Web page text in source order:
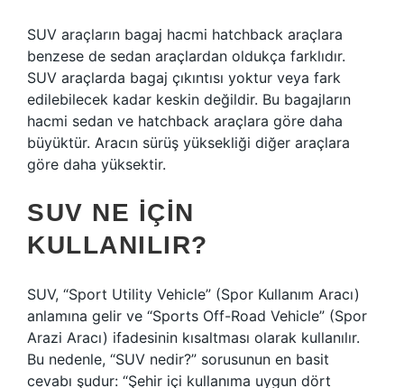
SUV araçların bagaj hacmi hatchback araçlara
benzese de sedan araçlardan oldukça farklıdır.
SUV araçlarda bagaj çıkıntısı yoktur veya fark
edilebilecek kadar keskin değildir. Bu bagajların
hacmi sedan ve hatchback araçlara göre daha
büyüktür. Aracın sürüş yüksekliği diğer araçlara
göre daha yüksektir.
SUV NE IÇIN
KULLANILIR?
SUV, “Sport Utility Vehicle” (Spor Kullanım Aracı)
anlamına gelir ve “Sports Off-Road Vehicle” (Spor
Arazi Aracı) ifadesinin kısaltması olarak kullanılır.
Bu nedenle, “SUV nedir?” sorusunun en basit
cevabı şudur: “Şehir içi kullanıma uygun dört